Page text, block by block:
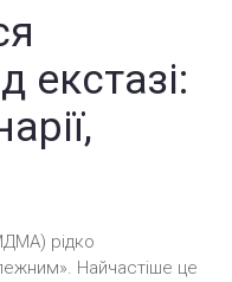
екстазі:
рідко
Найчастіше це